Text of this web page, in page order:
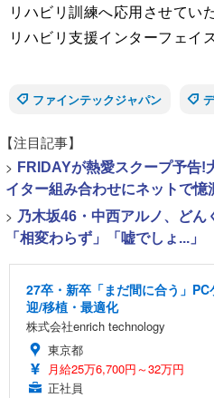
リハビリ訓練へ応用させてい
リハビリ支援インターフェイ
ファインテックジャパン
【注目記事】
> FRIDAYが熱愛スクープ予告!
イター組み合わせにネットで憶
> 乃木坂46・中西アルノ、どん
「相変わらず」「嘘でしょ...」
27卒・新卒「まだ間に合う」
迎/移植・最適化
株式会社enrich technology
東京都
月給25万6,700円～32万円
正社員